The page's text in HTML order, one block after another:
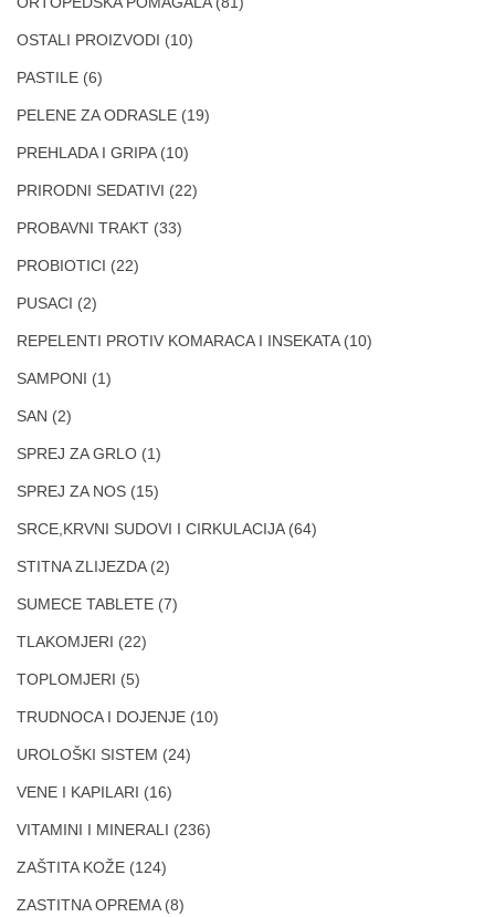
OSTALI PROIZVODI (10)
PASTILE (6)
PELENE ZA ODRASLE (19)
PREHLADA I GRIPA (10)
PRIRODNI SEDATIVI (22)
PROBAVNI TRAKT (33)
PROBIOTICI (22)
PUSACI (2)
REPELENTI PROTIV KOMARACA I INSEKATA (10)
SAMPONI (1)
SAN (2)
SPREJ ZA GRLO (1)
SPREJ ZA NOS (15)
SRCE,KRVNI SUDOVI I CIRKULACIJA (64)
STITNA ZLIJEZDA (2)
SUMECE TABLETE (7)
TLAKOMJERI (22)
TOPLOMJERI (5)
TRUDNOCA I DOJENJE (10)
UROLOŠKI SISTEM (24)
VENE I KAPILARI (16)
VITAMINI I MINERALI (236)
ZAŠTITA KOŽE (124)
ZASTITNA OPREMA (8)